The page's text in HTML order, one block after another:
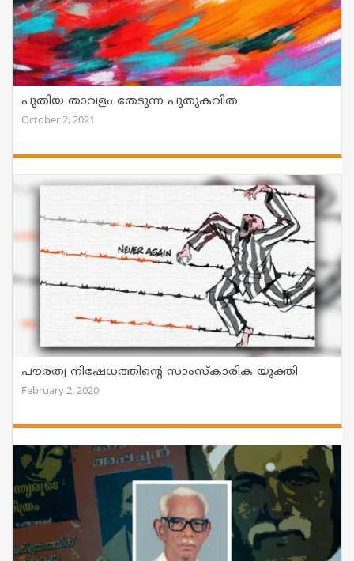
പുതിയ താവളം തേടുന്ന പുതുകവിത
October 2, 2021
പൗരത്വ നിഷേധത്തിന്റെ സാംസ്കാരിക യുക്തി
February 2, 2020